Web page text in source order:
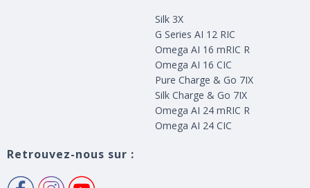
Silk 3X
G Series AI 12 RIC
Omega AI 16 mRIC R
Omega AI 16 CIC
Pure Charge & Go 7IX
Silk Charge & Go 7IX
Omega AI 24 mRIC R
Omega AI 24 CIC
Retrouvez-nous sur :